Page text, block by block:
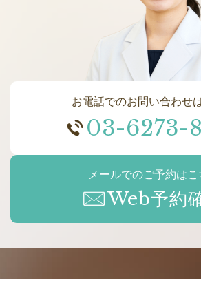
お電話でのお問い合わせ
03-6273-
メールでのご予約はこ
Web予約